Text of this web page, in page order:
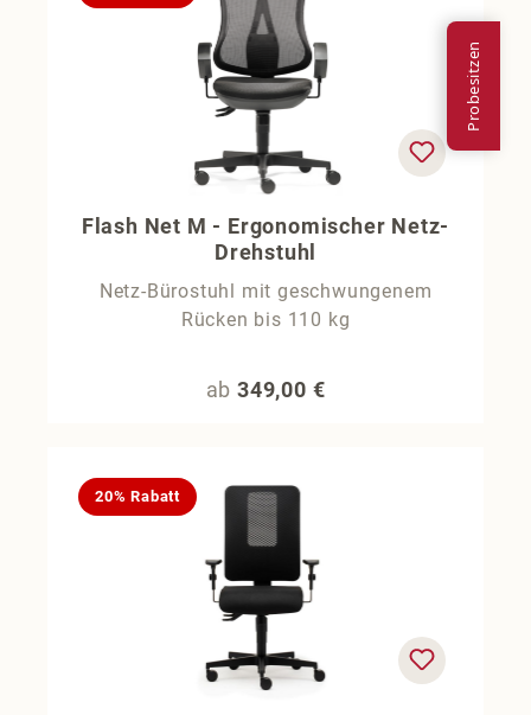
Flash Net M - Ergonomischer Netz-
Drehstuhl
Netz-Bürostuhl mit geschwungenem
Rücken bis 110 kg
Regulärer Preis:
ab 349,00 €
20% Rabatt